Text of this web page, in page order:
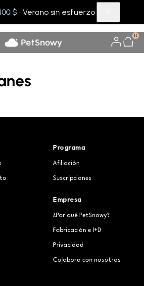
$ · Verano sin esfuerzo
0
Programa
Afiliación
Suscripciones
Empresa
¿Por qué PetSnowy?
Fabricación e I+D
Privacidad
Colabora con nosotros